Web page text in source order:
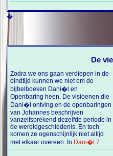
�
De
Zodra we ons gaan verdiepen in de
eindtijd kunnen we niet om de
bijbelboeken Dani�l en
Openbaring heen. De visioenen die
Dani�l ontving en de openbaringen
van Johannes beschrijven
vanzelfsprekend dezelfde periode in
de wereldgeschiedenis. En toch
komen ze ogenschijnlijk niet altijd
met elkaar overeen. In Dani�l 7